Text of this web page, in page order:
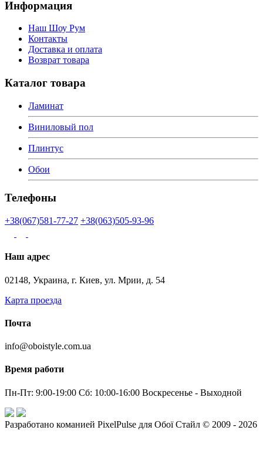
Информация
Наш Шоу Рум
Контакты
Доставка и оплата
Возврат товара
Каталог товара
Ламинат
Виниловый пол
Плинтус
Обои
Телефоны
+38(067)581-77-27 +38(063)505-93-96
Наш адрес
02148, Украина, г. Киев, ул. Мрии, д. 54
Карта проезда
Почта
info@oboistyle.com.ua
Время работи
Пн-Пт: 9:00-19:00 Сб: 10:00-16:00 Воскресенье - Выходной
Разработано команией PixelPulse для Обої Стайл © 2009 - 2026